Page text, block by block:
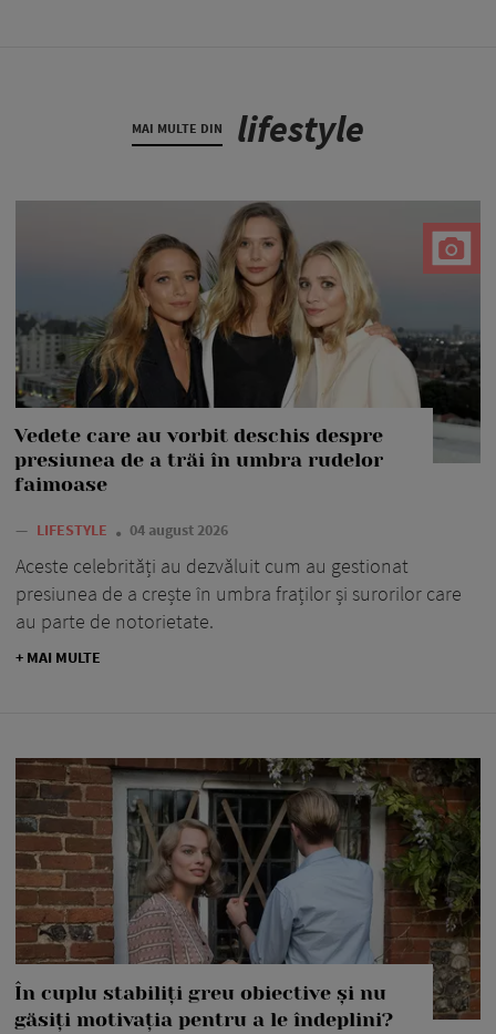
MAI MULTE DIN lifestyle
Vedete care au vorbit deschis despre
presiunea de a trăi în umbra rudelor
faimoase
— LIFESTYLE 04 august 2026
Aceste celebrități au dezvăluit cum au gestionat
presiunea de a crește în umbra fraților și surorilor care
au parte de notorietate.
+ MAI MULTE
În cuplu stabiliți greu obiective și nu
găsiți motivația pentru a le îndeplini?